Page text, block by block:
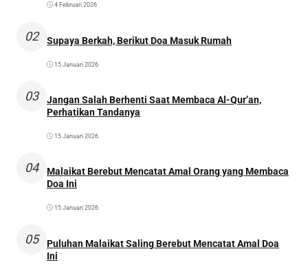
4 Februari 2026
02 Supaya Berkah, Berikut Doa Masuk Rumah
15 Januari 2026
03
Jangan Salah Berhenti Saat Membaca Al-Qur’an,
Perhatikan Tandanya
15 Januari 2026
04
Malaikat Berebut Mencatat Amal Orang yang Membaca
Doa Ini
15 Januari 2026
05
Puluhan Malaikat Saling Berebut Mencatat Amal Doa
Ini